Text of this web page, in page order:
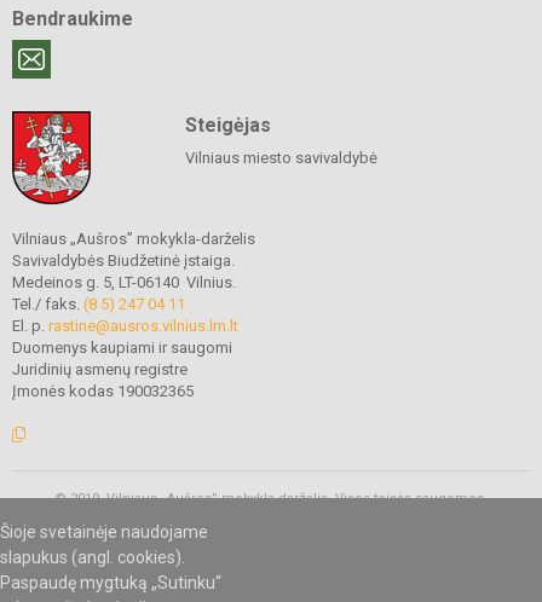
Šioje svetainėje naudojame
slapukus (angl. cookies).
Paspaudę mygtuką „Sutinku“
Bendraukime
Steigėjas
Vilniaus miesto savivaldybė
Vilniaus „Aušros” mokykla-darželis
Savivaldybės Biudžetinė įstaiga.
Medeinos g. 5, LT-06140 Vilnius.
Tel./ faks. (8 5) 247 04 11
El. p. rastine@ausros.vilnius.lm.lt
Duomenys kaupiami ir saugomi
Juridinių asmenų registre
Įmonės kodas 190032365
© 2019. Vilniaus „Aušros” mokykla-darželis. Visos teisės saugomos.